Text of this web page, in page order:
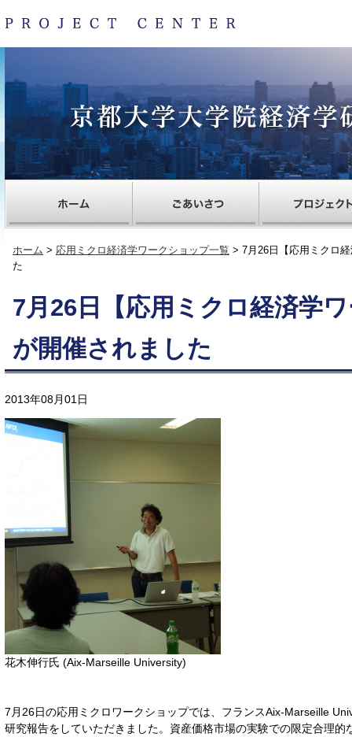
ホーム > 応用ミクロ経済学ワークショップ一覧 > 7月26日【応用ミクロ
た
7月26日【応用ミクロ経済学
が開催されました
2013年08月01日
花木伸行氏 (Aix-Marseille University)
7月26日の応用ミクロワークショップでは、フランスAix-Marseille
研究報告をしていただきました。資産価格市場の実験での限定合理的